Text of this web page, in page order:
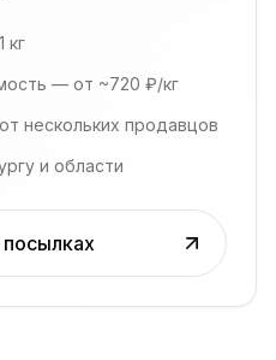
кг
— от ~720 ₽/кг
нескольких продавцов
и области